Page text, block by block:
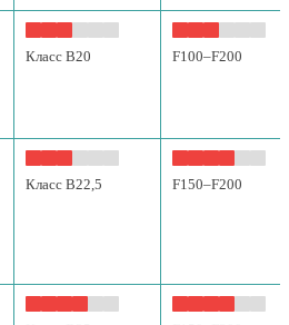
Класс B20 F100–F200
Класс B22,5 F150–F200